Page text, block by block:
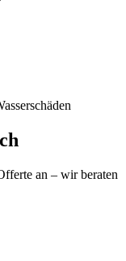
an – wir beraten